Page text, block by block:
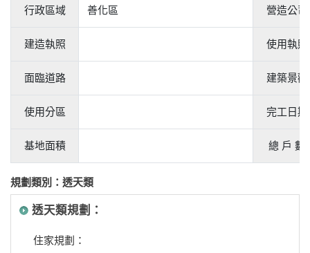
行政區域 善化區 營造公司
建造執照 使用執照
面臨道路 建築景觀
使用分區 完工日期
基地面積 總 戶 數
規劃類別：透天類
透天類規劃：
住家規劃：